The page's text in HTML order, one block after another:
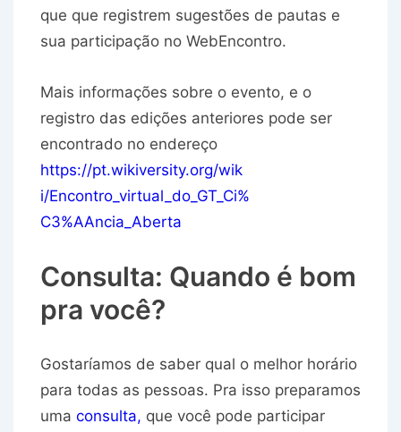
que que registrem sugestões de pautas e
sua participação no WebEncontro.
Mais informações sobre o evento, e o
registro das edições anteriores pode ser
encontrado no endereço
https://pt.wikiversity.org/wik
i/Encontro_virtual_do_GT_Ci%
C3%AAncia_Aberta
Consulta: Quando é bom
pra você?
Gostaríamos de saber qual o melhor horário
para todas as pessoas. Pra isso preparamos
uma consulta, que você pode participar